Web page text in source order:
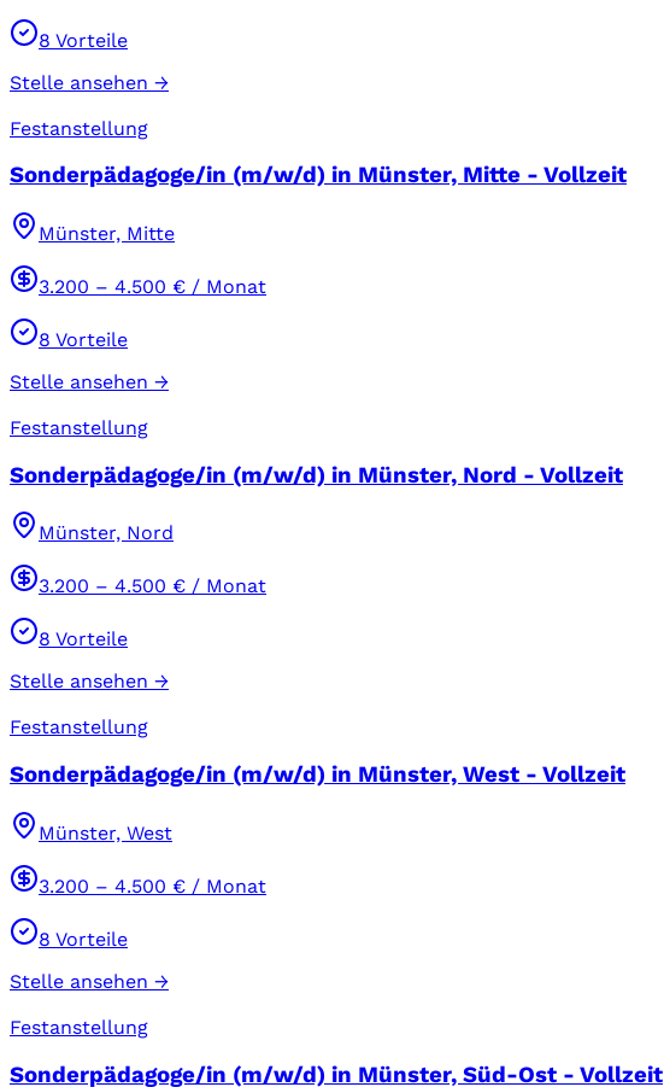
8 Vorteile
Stelle ansehen →
Festanstellung
Sonderpädagoge/in (m/w/d) in Münster, Mitte - Vollzeit
Münster, Mitte
3.200 – 4.500 € / Monat
8 Vorteile
Stelle ansehen →
Festanstellung
Sonderpädagoge/in (m/w/d) in Münster, Nord - Vollzeit
Münster, Nord
3.200 – 4.500 € / Monat
8 Vorteile
Stelle ansehen →
Festanstellung
Sonderpädagoge/in (m/w/d) in Münster, West - Vollzeit
Münster, West
3.200 – 4.500 € / Monat
8 Vorteile
Stelle ansehen →
Festanstellung
Sonderpädagoge/in (m/w/d) in Münster, Süd-Ost - Vollzeit